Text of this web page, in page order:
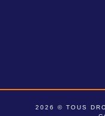
2026 © TOUS